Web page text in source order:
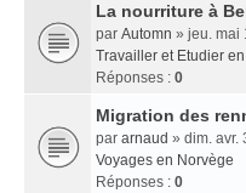
La nourriture à
par Automn » jeu. mai
Travailler et Etudier
Réponses : 0
Migration des
par arnaud » dim. avr.
Voyages en Norvège
Réponses : 0